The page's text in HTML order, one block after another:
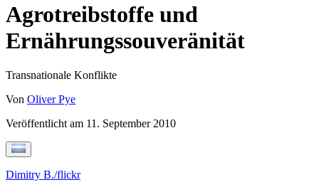
Agrotreibstoffe und
Ernährungssouveränität
Transnationale Konflikte
Von Oliver Pye
Veröffentlicht am 11. September 2010
Dimitry B./flickr